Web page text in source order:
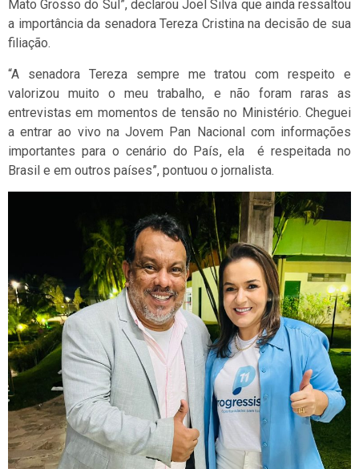
Mato Grosso do Sul”, declarou Joel Silva que ainda ressaltou
a importância da senadora Tereza Cristina na decisão de sua
filiação.
“A senadora Tereza sempre me tratou com respeito e
valorizou muito o meu trabalho, e não foram raras as
entrevistas em momentos de tensão no Ministério. Cheguei
a entrar ao vivo na Jovem Pan Nacional com informações
importantes para o cenário do País, ela é respeitada no
Brasil e em outros países”, pontuou o jornalista.